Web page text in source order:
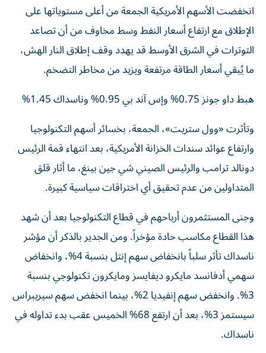
انخفضت الأسهم الأمريكية الجمعة من أعلى مستوياتها على
الإطلاق مع ارتفاع أسعار النفط وسط مخاوف من أن تصاعد
التوترات في الشرق الأوسط قد يهدد وقف إطلاق النار الهش،
ما يُبقي أسعار الطاقة مرتفعة ويزيد من مخاطر التضخم.
هبط داو جونز 0.75% وإس آند بي 0.95% وناسداك 1.45%
وتأثرت «وول ستريت»، الجمعة، بخسائر أسهم التكنولوجيا
وارتفاع عوائد سندات الخزانة الأمريكية، بعد انتهاء قمة الرئيس
دونالد ترامب والرئيس الصيني شي جين بينغ، ما أثار قلق
المتداولين من عدم تحقيق أي اختراقات سياسية كبيرة.
وجنى المستثمرون أرباحهم في قطاع التكنولوجيا بعد أن شهد
هذا القطاع مكاسب حادة مؤخراً. ومن الجدير بالذكر أن مؤشر
ناسداك تأثر سلباً بانخفاض سهم إنتل بنسبة 4%، وانخفاض
سهمي أدفانسد مايكرو ديفايسز ومايكرون تكنولوجي بنسبة
3%. وانخفض سهم إنفيديا 2%، بينما انخفض سهم سيريبراس
سيستمز 3%، بعد أن ارتفع 68% الخميس عقب بدء تداوله في
ناسداك.